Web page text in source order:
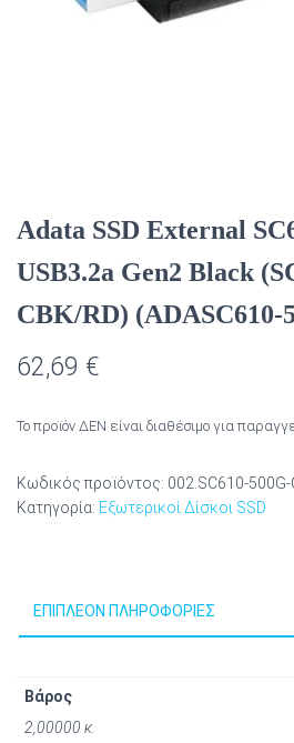
Adata SSD External
USB3.2a Gen2 Black
CBK/RD) (ADASC610-
62,69 €
Το προϊόν ΔΕΝ είναι διαθέσιμο για
Κωδικός προϊόντος: 002.SC610-500G-
Κατηγορία: Εξωτερικοί Δίσκοι SSD
ΕΠΙΠΛΈΟΝ ΠΛΗΡΟΦΟΡΊΕΣ
Βάρος
2,00000 κ.